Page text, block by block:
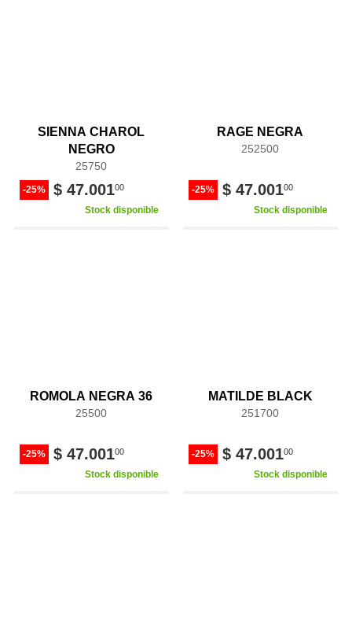
SIENNA CHAROL
NEGRO
25750
-25% $ 47.00100
Stock disponible
RAGE NEGRA
252500
-25% $ 47.00100
Stock disponible
ROMOLA NEGRA 36
25500
-25% $ 47.00100
Stock disponible
MATILDE BLACK
251700
-25% $ 47.00100
Stock disponible